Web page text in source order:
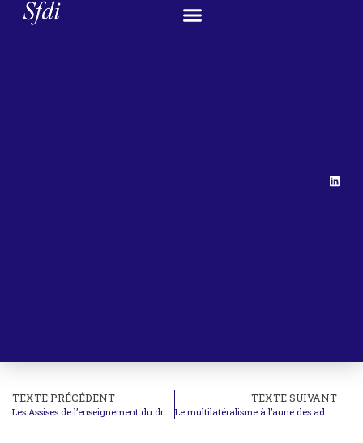
TEXTE PRÉCÉDENT
Les Assises de l’enseignement du droit international : 1er webinaire « Quel droit international enseigner? »
TEXTE SUIVANT
Le multilatéralisme à l’aune des administrations Trump et Biden